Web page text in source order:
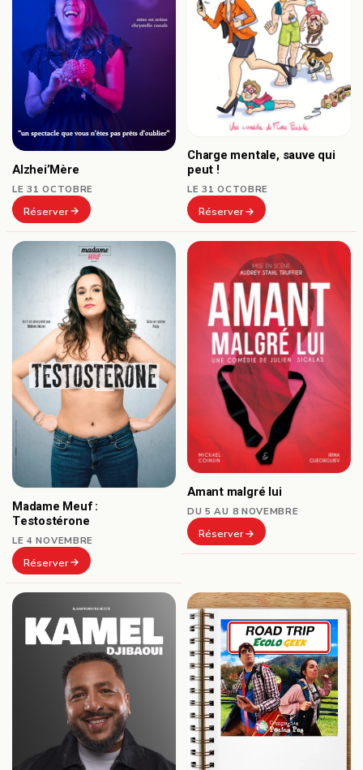
Alzhei’Mère
LE 31 OCTOBRE
Réserver
Charge mentale, sauve qui
peut !
LE 31 OCTOBRE
Réserver
Madame Meuf :
Testostérone
LE 4 NOVEMBRE
Réserver
Amant malgré lui
DU 5 AU 8 NOVEMBRE
Réserver